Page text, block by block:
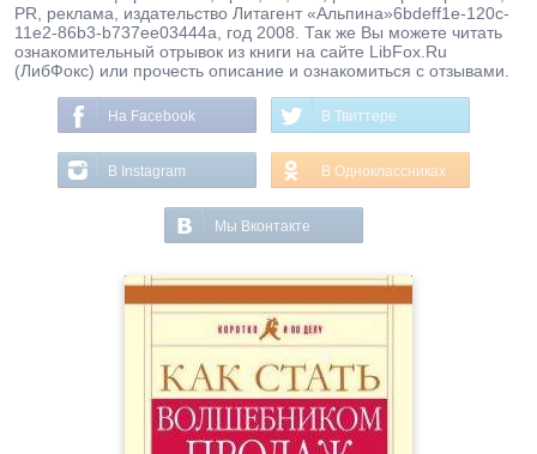
PR, реклама, издательство Литагент «Альпина»6bdeff1e-120c-
11e2-86b3-b737ee03444a, год 2008. Так же Вы можете читать
ознакомительный отрывок из книги на сайте LibFox.Ru
(ЛибФокс) или прочесть описание и ознакомиться с отзывами.
На Facebook В Твиттере
В Instagram В Одноклассниках
Мы Вконтакте